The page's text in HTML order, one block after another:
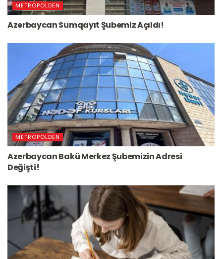
METROPOLDEN
Azerbaycan Sumqayıt Şubemiz Açıldı!
METROPOLDEN
Azerbaycan Bakü Merkez Şubemizin Adresi
Değişti!